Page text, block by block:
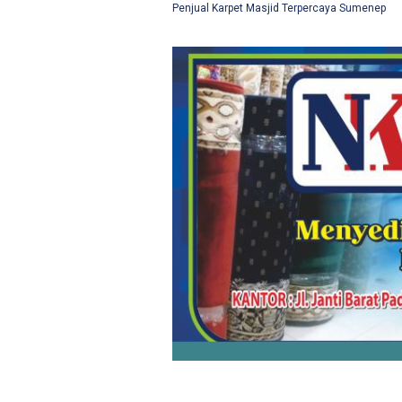
Penjual Karpet Masjid Terpercaya Sumenep